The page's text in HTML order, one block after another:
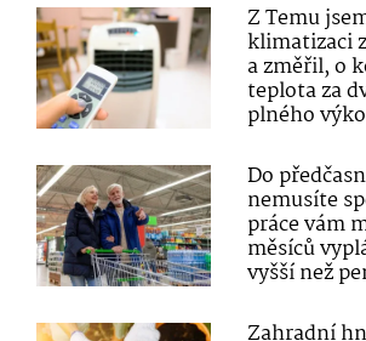
Z Temu
klimatizaci
a změřil, o
teplota za
plného
Do
nemusíte
práce vám
měsíců
vyšší než